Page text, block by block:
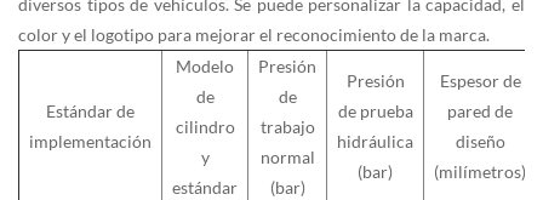
diversos tipos de vehículos. Se puede personalizar la capacidad, el
color y el logotipo para mejorar el reconocimiento de la marca.
Estándar de
implementación
Modelo
de
cilindro
y
estándar
Presión
de
trabajo
normal
(bar)
Presión
de prueba
hidráulica
(bar)
Espesor de
pared de
diseño
(milímetros)